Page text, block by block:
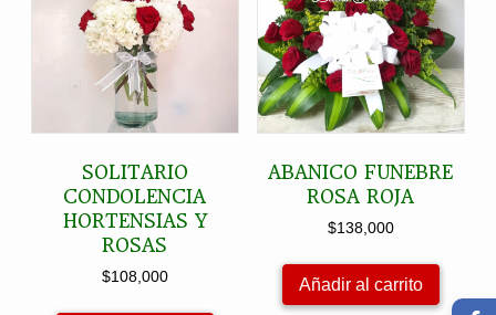
SOLITARIO
CONDOLENCIA
HORTENSIAS Y
ROSAS
$108,000
ABANICO FUNEBRE
ROSA ROJA
$138,000
Añadir al carrito